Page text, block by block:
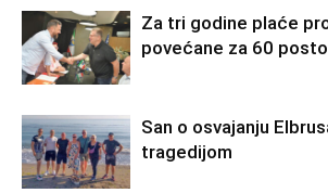
Za tri godine plaće
povećane za 60 posto
San o osvajanju
tragedijom